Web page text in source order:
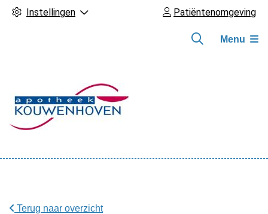
Instellingen Patiëntenomgeving
Menu
Terug naar overzicht